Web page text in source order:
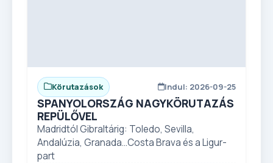
Körutazások Indul: 2026-09-25
SPANYOLORSZÁG NAGYKÖRUTAZÁS
REPÜLŐVEL
Madridtól Gibraltárig: Toledo, Sevilla,
Andalúzia, Granada...Costa Brava és a Ligur-
part